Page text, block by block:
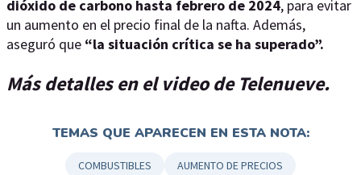
dióxido de carbono hasta febrero de 2024, para evitar
un aumento en el precio final de la nafta. Además,
aseguró que “la situación crítica se ha superado”.
Más detalles en el video de Telenueve.
TEMAS QUE APARECEN EN ESTA NOTA:
COMBUSTIBLES AUMENTO DE PRECIOS